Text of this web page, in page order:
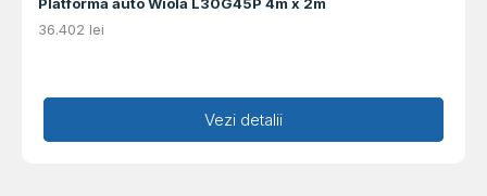
Platforma auto Wiola L30G45P 4m x 2m
36.402 lei
Adaugă în coș
Vezi detalii